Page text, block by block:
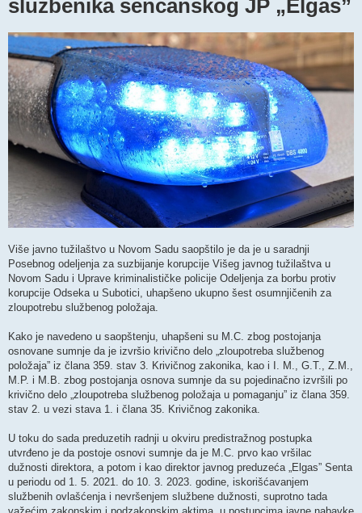
službenika senćanskog JP „Elgas”
Više javno tužilaštvo u Novom Sadu saopštilo je da je u saradnji
Posebnog odeljenja za suzbijanje korupcije Višeg javnog tužilaštva u
Novom Sadu i Uprave kriminalističke policije Odeljenja za borbu protiv
korupcije Odseka u Subotici, uhapšeno ukupno šest osumnjičenih za
zloupotrebu službenog položaja.
Kako je navedeno u saopštenju, uhapšeni su M.C. zbog postojanja
osnovane sumnje da je izvršio krivično delo „zloupotreba službenog
položaja” iz člana 359. stav 3. Krivičnog zakonika, kao i I. M., G.T., Z.M.,
M.P. i M.B. zbog postojanja osnova sumnje da su pojedinačno izvršili po
krivično delo „zloupotreba službenog položaja u pomaganju” iz člana 359.
stav 2. u vezi stava 1. i člana 35. Krivičnog zakonika.
U toku do sada preduzetih radnji u okviru predistražnog postupka
utvrđeno je da postoje osnovi sumnje da je M.C. prvo kao vršilac
dužnosti direktora, a potom i kao direktor javnog preduzeća „Elgas” Senta
u periodu od 1. 5. 2021. do 10. 3. 2023. godine, iskorišćavanjem
službenih ovlašćenja i nevršenjem službene dužnosti, suprotno tada